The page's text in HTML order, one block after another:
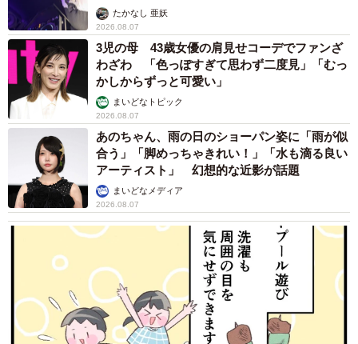
さらに、「一般人への誹謗中傷を投稿した動機」について
は、「正当な批判・論評だと思ったから（誹謗中傷と認識
していなかった）」（50.0%）や「その人物の間違いを指
摘しようとする正義感から」（41.4%）などが上位とな
り、正義感から意図せず加害者になっている人が多い実態
が明らかになりました。
たかなし 亜妖
2026.08.07
3児の母 43歳女優の肩見せコーデでファンざ
わざわ 「色っぽすぎて思わず二度見」「むっ
かしからずっと可愛い」
まいどなトピック
2026.08.07
あのちゃん、雨の日のショーパン姿に「雨が似
合う」「脚めっちゃきれい！」「水も滴る良い
アーティスト」 幻想的な近影が話題
まいどなメディア
2026.08.07